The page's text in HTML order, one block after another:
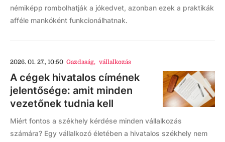
némiképp rombolhatják a jókedvet, azonban ezek a praktikák
afféle mankóként funkcionálhatnak.
2026. 01. 27., 10:50 Gazdaság, vállalkozás
A cégek hivatalos címének
jelentősége: amit minden
vezetőnek tudnia kell
Miért fontos a székhely kérdése minden vállalkozás
számára? Egy vállalkozó életében a hivatalos székhely nem